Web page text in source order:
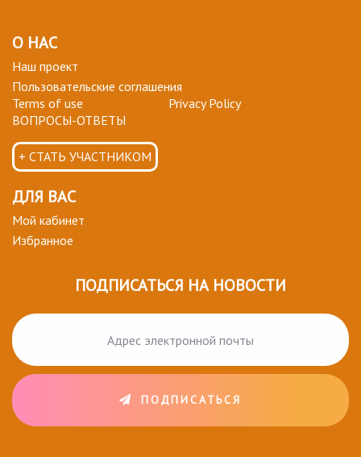
О НАС
Наш проект
Пользовательские соглашения
Terms of use
Privacy Policy
ВОПРОСЫ-ОТВЕТЫ
+ СТАТЬ УЧАСТНИКОМ
ДЛЯ ВАС
Мой кабинет
Избранное
ПОДПИСАТЬСЯ НА НОВОСТИ
ПОДПИСАТЬСЯ